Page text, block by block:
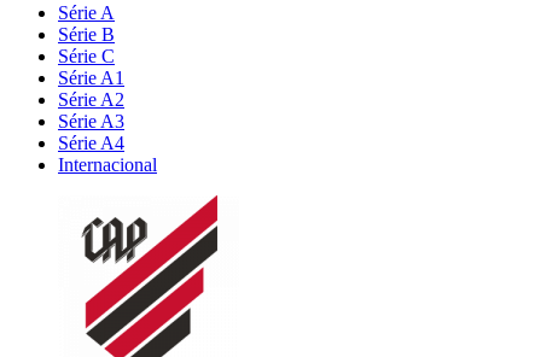
Série A
Série B
Série C
Série A1
Série A2
Série A3
Série A4
Internacional